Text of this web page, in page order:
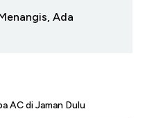
Ada
AC di Jaman Dulu